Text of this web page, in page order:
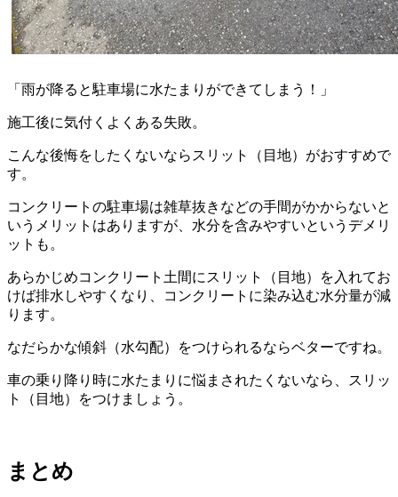
「雨が降ると駐車場に水たまりができてしまう！」
施工後に気付くよくある失敗。
こんな後悔をしたくないならスリット（目地）がおすすめで
す。
コンクリートの駐車場は雑草抜きなどの手間がかからないと
いうメリットはありますが、水分を含みやすいというデメリ
ットも。
あらかじめコンクリート土間にスリット（目地）を入れてお
けば排水しやすくなり、コンクリートに染み込む水分量が減
ります。
なだらかな傾斜（水勾配）をつけられるならベターですね。
車の乗り降り時に水たまりに悩まされたくないなら、スリッ
ト（目地）をつけましょう。
まとめ